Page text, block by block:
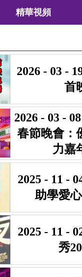
精華視頻
2026 - 03 -
首
2026 - 03 -
春節晚會：
力嘉
2025 - 11 -
助學愛
2025 - 11 -
秀